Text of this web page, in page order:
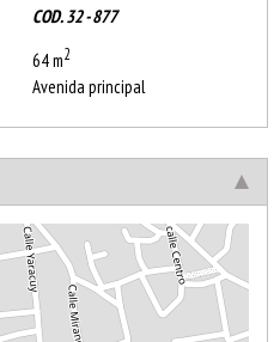
COD. 32 - 877
64 m2
Avenida principal